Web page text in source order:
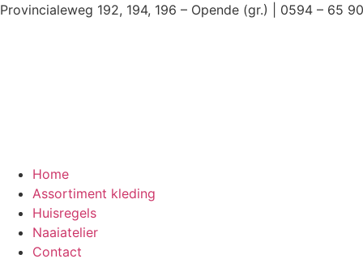
Ga
Provincialeweg 192, 194, 196 – Opende (gr.) | 0594 – 65
Home
Assortiment kleding
Huisregels
Naaiatelier
Contact